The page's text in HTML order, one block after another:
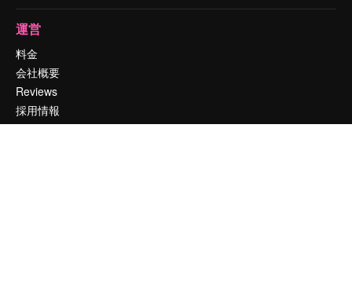
運営
料金
会社概要
Reviews
採用情報
検索トレンド